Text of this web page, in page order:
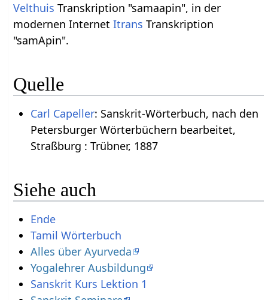
Velthuis Transkription "samaapin", in der
modernen InternetItrans Transkription
"samApin".
Quelle
Carl Capeller: Sanskrit-Wörterbuch, nach den
Petersburger Wörterbüchern bearbeitet,
Straßburg : Trübner, 1887
Siehe auch
Ende
Tamil Wörterbuch
Alles über Ayurveda
Yogalehrer Ausbildung
Sanskrit Kurs Lektion 1